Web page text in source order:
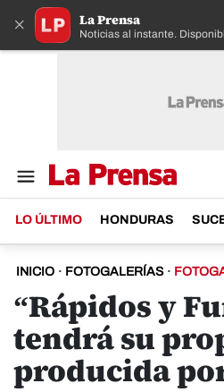
× La Prensa
Noticias al instante.
LO ÚLTIMO HONDURAS
INICIO · FOTOGALERÍAS ·
“Rápidos y
tendrá su
producida